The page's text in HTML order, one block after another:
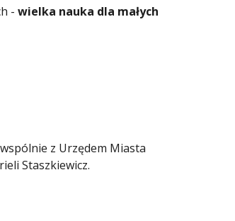
- wielka nauka dla małych
z Urzędem Miasta
Staszkiewicz.